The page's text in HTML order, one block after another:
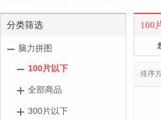
分类筛选
脑力拼图
100片以下
全部商品
300片以下
100
排序